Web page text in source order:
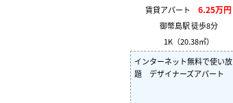
賃貸アパート 6.25万円
御幣島駅 徒歩8分
1K（20.38㎡）
インターネット無料で使い放
題 デザイナーズアパート